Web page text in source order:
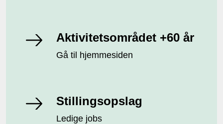
Aktivitetsområdet +60 år
Gå til hjemmesiden
Stillingsopslag
Ledige jobs